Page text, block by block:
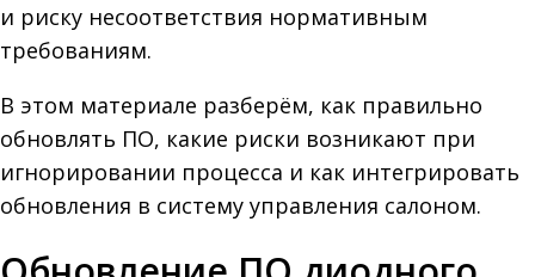
и риску несоответствия нормативным
требованиям.
В этом материале разберём, как правильно
обновлять ПО, какие риски возникают при
игнорировании процесса и как интегрировать
обновления в систему управления салоном.